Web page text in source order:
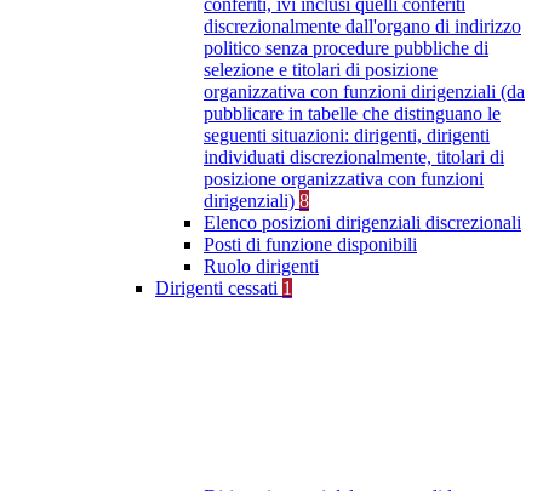
conferiti, ivi inclusi quelli conferiti
discrezionalmente dall'organo di indirizzo
politico senza procedure pubbliche di
selezione e titolari di posizione
organizzativa con funzioni dirigenziali (da
pubblicare in tabelle che distinguano le
seguenti situazioni: dirigenti, dirigenti
individuati discrezionalmente, titolari di
posizione organizzativa con funzioni
dirigenziali) 8
Elenco posizioni dirigenziali discrezionali
Posti di funzione disponibili
Ruolo dirigenti
Dirigenti cessati 1